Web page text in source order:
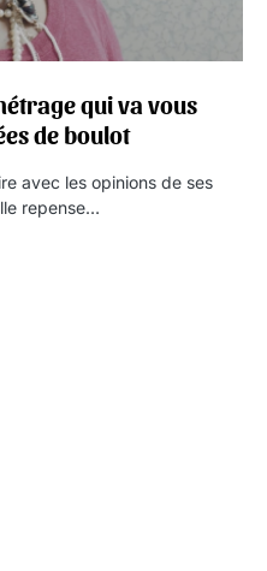
qui va vous
de boulot
avec les opinions de ses
repense…